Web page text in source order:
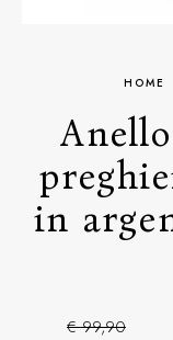
HOME
in
€ 99,90